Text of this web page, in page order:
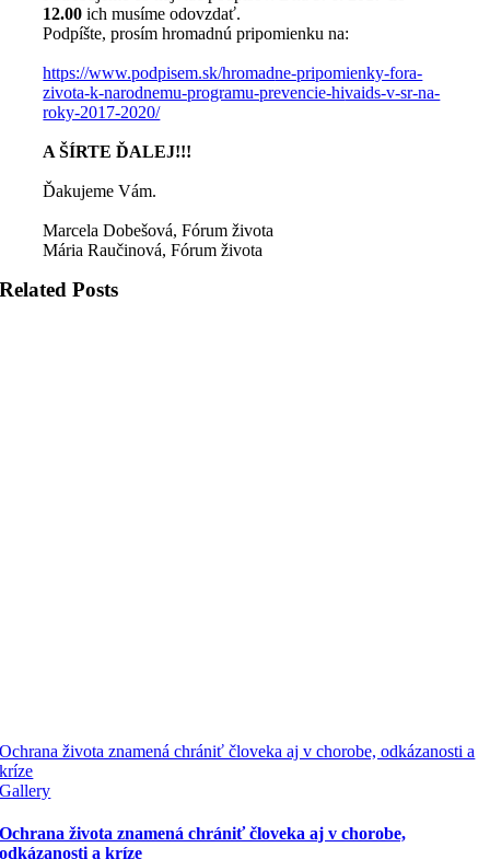
12.00ich musíme odovzdať.
Podpíšte, prosím hromadnú pripomienku na:
https://www.podpisem.sk/hromadne-pripomienky-fora-
zivota-k-narodnemu-programu-prevencie-hivaids-v-sr-na-
roky-2017-2020/
A ŠÍRTE ĎALEJ!!!
Ďakujeme Vám.
Marcela Dobešová, Fórum života
Mária Raučinová, Fórum života
Related Posts
Ochrana života znamená chrániť človeka aj v chorobe, odkázanosti a
kríze
Gallery
Ochrana života znamená chrániť človeka aj v chorobe,
odkázanosti a kríze